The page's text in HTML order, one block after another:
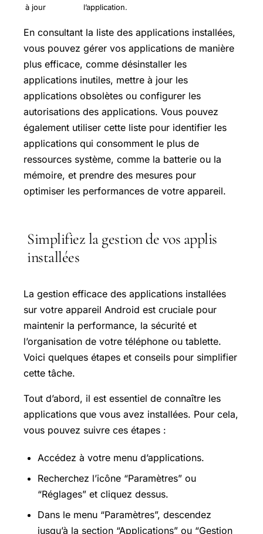
à jour
l’application.
En consultant la liste des applications installées,
vous pouvez gérer vos applications de manière
plus efficace, comme désinstaller les
applications inutiles, mettre à jour les
applications obsolètes ou configurer les
autorisations des applications. Vous pouvez
également utiliser cette liste pour identifier les
applications qui consomment le plus de
ressources système, comme la batterie ou la
mémoire, et prendre des mesures pour
optimiser les performances de votre appareil.
Simplifiez la gestion de vos applis
installées
La gestion efficace des applications installées
sur votre appareil Android est cruciale pour
maintenir la performance, la sécurité et
l’organisation de votre téléphone ou tablette.
Voici quelques étapes et conseils pour simplifier
cette tâche.
Tout d’abord, il est essentiel de connaître les
applications que vous avez installées. Pour cela,
vous pouvez suivre ces étapes :
Accédez à votre menu d’applications.
Recherchez l’icône “Paramètres” ou
“Réglages” et cliquez dessus.
Dans le menu “Paramètres”, descendez
jusqu’à la section “Applications” ou “Gestion